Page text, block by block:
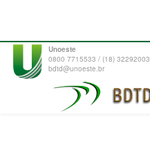
Unoeste
0800 7715533 / (18) 32292003
bdtd@unoeste.br